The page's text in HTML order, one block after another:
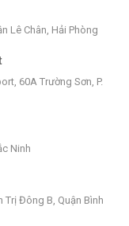
Lê Chân, Hải Phòng
60A Trường Sơn, P.
Ninh
Trị Đông B, Quận Bình